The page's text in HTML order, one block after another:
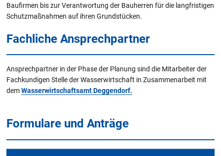
Baufirmen bis zur Verantwortung der Bauherren für die langfristigen
Schutzmaßnahmen auf ihren Grundstücken.
Fachliche Ansprechpartner
Ansprechpartner in der Phase der Planung sind die Mitarbeiter der
Fachkundigen Stelle der Wasserwirtschaft in Zusammenarbeit mit
demWasserwirtschaftsamt Deggendorf.
Formulare und Anträge